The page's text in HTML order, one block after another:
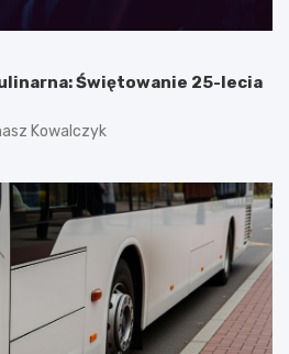
Świętowanie 25-lecia
Kowalczyk